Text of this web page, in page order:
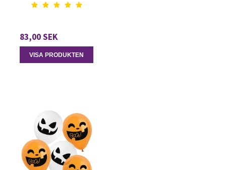
83,00 SEK
VISA PRODUKTEN